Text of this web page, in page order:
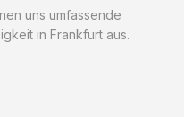
uns umfassende
in Frankfurt aus.